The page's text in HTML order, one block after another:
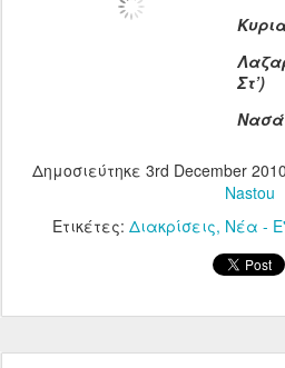
Στ’)
Δημοσιεύτηκε 3rd December 2010
Nastou
Ετικέτες: Διακρίσεις Νέα -